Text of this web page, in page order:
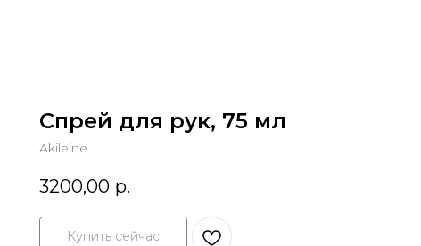
Спрей для рук, 75 мл
Akileine
3200,00 р.
Купить сейчас